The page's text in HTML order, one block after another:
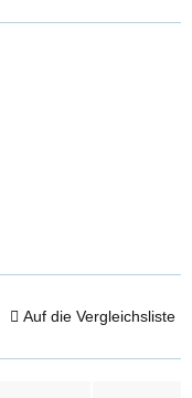
Auf die Vergleichsliste